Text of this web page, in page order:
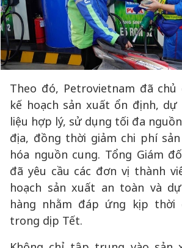
Theo đó, Petrovietnam đã
kế hoạch sản xuất ổn định,
liệu hợp lý, sử dụng tối đa
địa, đồng thời giảm chi phí
hóa nguồn cung. Tổng Giám
đã yêu cầu các đơn vị thành
hoạch sản xuất an toàn và
hàng nhằm đáp ứng kịp
trong dịp Tết.